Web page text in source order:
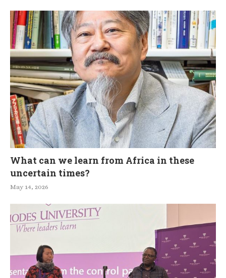
What can we learn from Africa in these
uncertain times?
May 14, 2026